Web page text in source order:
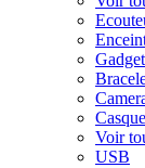
Voir
USB